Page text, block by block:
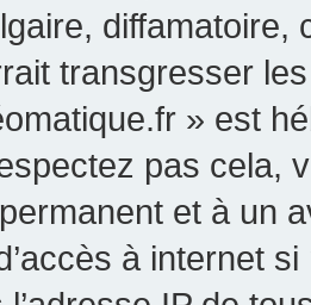
diffamatoire,
transgresser
» est
pas cela,
et à un
à internet